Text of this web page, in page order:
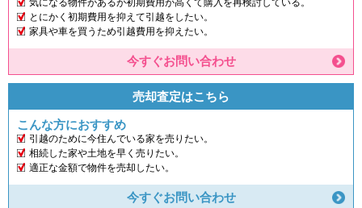
気になる物件があるが初期費用が高くて購入を再検討している。
とにかく初期費用を抑えて引越をしたい。
家具や車を買うため引越費用を抑えたい。
今すぐお問い合わせ
売却査定はこちら
こんな方におすすめ
引越のために今住んでいる家を売りたい。
相続した家や土地を早く売りたい。
適正な金額で物件を売却したい。
今すぐお問い合わせ